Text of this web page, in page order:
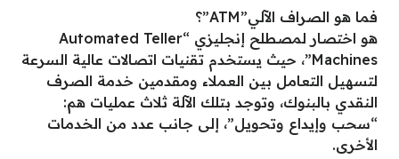
فما هو الصراف الآلي”ATM”؟
هو اختصار لمصطلح إنجليزي “Automated Teller
Machines”، حيث يستخدم تقنيات اتصالات عالية السرعة
لتسهيل التعامل بين العملاء ومقدمين خدمة الصرف
النقدي بالبنوك، وتوجد بتلك الآلة ثلاث عمليات هم:
“سحب وإيداع وتحويل”، إلى جانب عدد من الخدمات
الأخرى.